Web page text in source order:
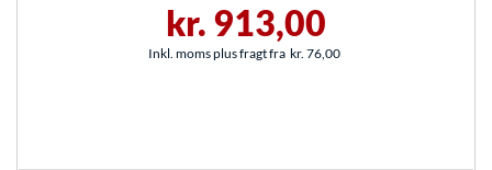
kr. 913,00
Inkl. moms plus fragt fra kr. 76,00